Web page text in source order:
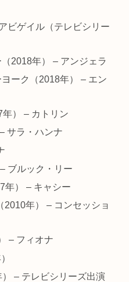
ビゲイル（テレビシリー
2018年） – アンジェラ
ーク（2018年） – エン
年） – カトリン
サラ・ハンナ
ブルック・リー
年） – キャシー
2010年） – コンセッショ
– フィオナ
– テレビシリーズ出演